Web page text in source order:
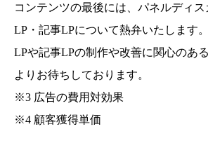
コンテンツの最後には、パネルディ
LP・記事LPについて熱弁いたします。
LPや記事LPの制作や改善に関心のあ
よりお待ちしております。
※3 広告の費用対効果
※4 顧客獲得単価